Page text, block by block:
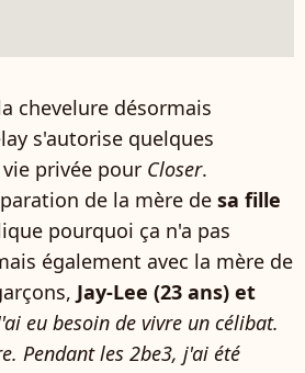
chevelure désormais
s'autorise quelques
privée pour Closer.
de la mère de sa fille
pourquoi ça n'a pas
également avec la mère de
Jay-Lee (23 ans) et
eu besoin de vivre un célibat.
Pendant les 2be3, j'ai été